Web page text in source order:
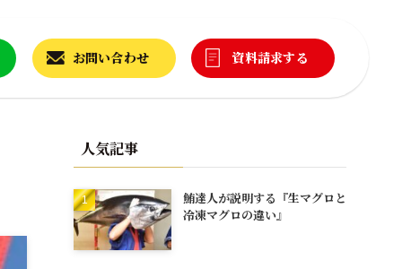
お問い合わせ 資料請求する
人気記事
鮪達人が説明する『生マグロと
冷凍マグロの違い』